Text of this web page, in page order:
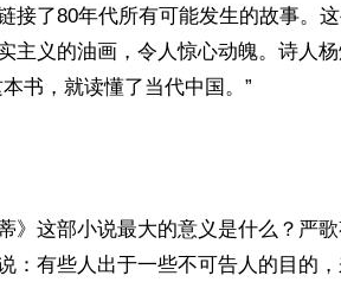
接了80年代所有可能发生的故事。
主义的油画，令人惊心动魄。诗人
书，就读懂了当代中国。”
》这部小说最大的意义是什么？严
：有些人出于一些不可告人的目的